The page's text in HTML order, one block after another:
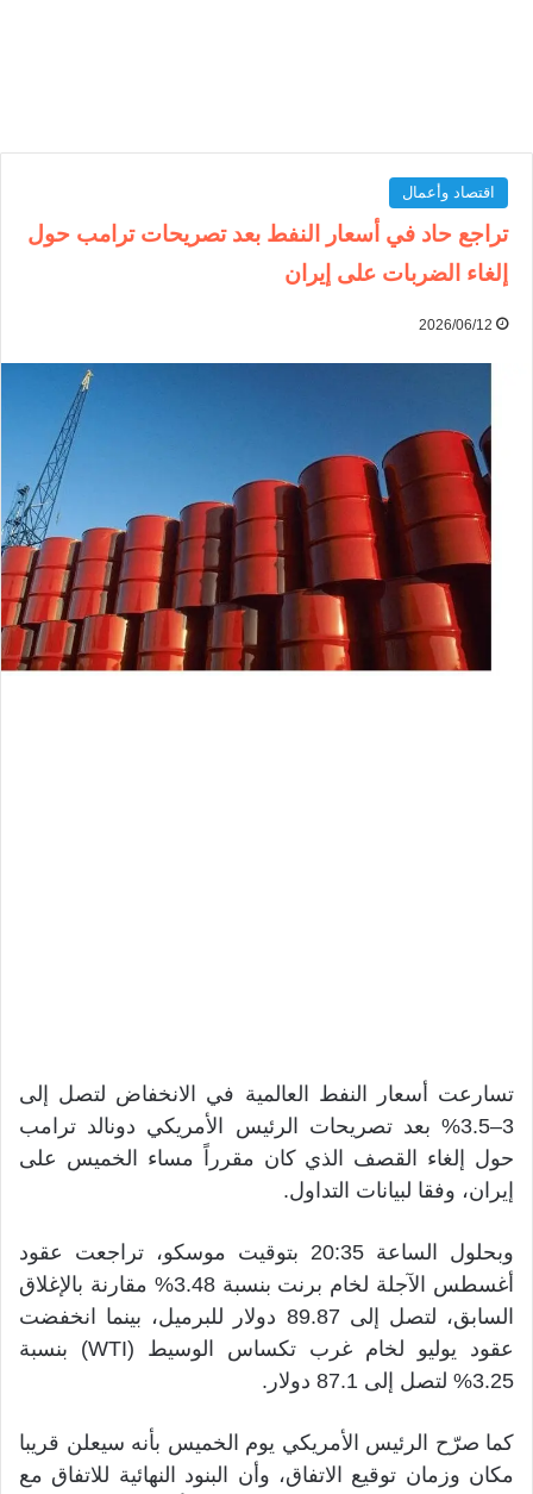
اقتصاد وأعمال
تراجع حاد في أسعار النفط بعد تصريحات ترامب حول
إلغاء الضربات على إيران
2026/06/12
تسارعت أسعار النفط العالمية في الانخفاض لتصل إلى
3–3.5% بعد تصريحات الرئيس الأمريكي دونالد ترامب
حول إلغاء القصف الذي كان مقرراً مساء الخميس على
إيران، وفقا لبيانات التداول.
وبحلول الساعة 20:35 بتوقيت موسكو، تراجعت عقود
أغسطس الآجلة لخام برنت بنسبة 3.48% مقارنة بالإغلاق
السابق، لتصل إلى 89.87 دولار للبرميل، بينما انخفضت
عقود يوليو لخام غرب تكساس الوسيط (WTI) بنسبة
3.25% لتصل إلى 87.1 دولار.
كما صرّح الرئيس الأمريكي يوم الخميس بأنه سيعلن قريبا
مكان وزمان توقيع الاتفاق، وأن البنود النهائية للاتفاق مع